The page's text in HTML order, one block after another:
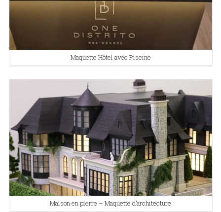
Maquette Hôtel avec Piscine
Maison en pierre – Maquette d’architecture